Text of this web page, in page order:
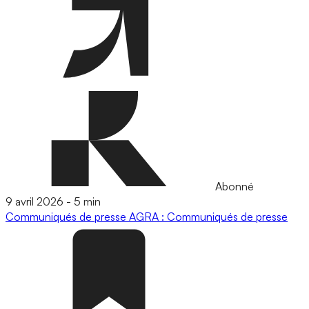
Abonné
9 avril 2026 - 5 min
Communiqués de presse AGRA : Communiqués de presse